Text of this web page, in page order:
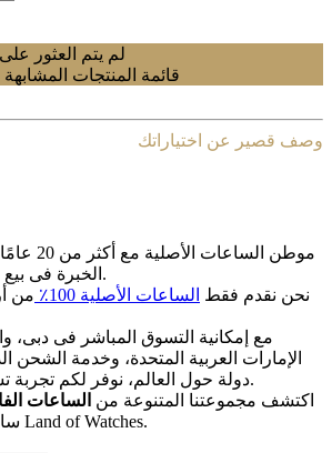
لم يتم العثور
قائمة المنتجات
وصف قصير عن اختياراتك
الخبرة فی بیع الساعات عبر الإنترنت.
نحن نقدم فقط الساعات الأصلیة 100٪
من
مع إمکانیة التسوق المباشر فی دبی،
دولة حول العالم، نوفر لکم تجربة تسوق آمنة وبدون حدود.
اکتشف مجموعتنا المتنوعة من الساعات
ساعتک المثالیة الیوم من Land of Watches.